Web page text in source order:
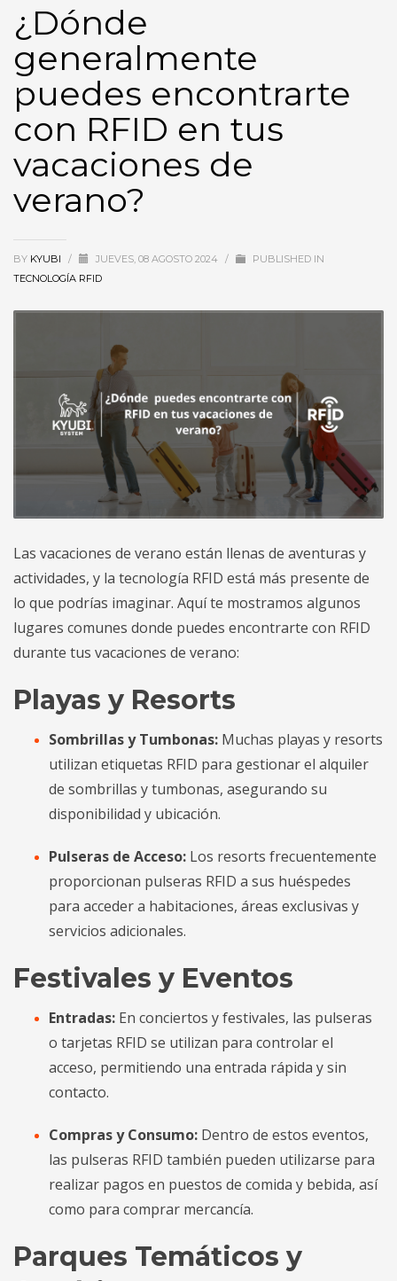
¿Dónde
generalmente
puedes encontrarte
con RFID en tus
vacaciones de
verano?
BY KYUBI / JUEVES, 08 AGOSTO 2024 /
PUBLISHED IN
TECNOLOGÍA RFID
Las vacaciones de verano están llenas de aventuras y
actividades, y la tecnología RFID está más presente de
lo que podrías imaginar. Aquí te mostramos algunos
lugares comunes donde puedes encontrarte con RFID
durante tus vacaciones de verano:
Playas y Resorts
Sombrillas y Tumbonas: Muchas playas y resorts
utilizan etiquetas RFID para gestionar el alquiler
de sombrillas y tumbonas, asegurando su
disponibilidad y ubicación.
Pulseras de Acceso: Los resorts frecuentemente
proporcionan pulseras RFID a sus huéspedes
para acceder a habitaciones, áreas exclusivas y
servicios adicionales.
Festivales y Eventos
Entradas: En conciertos y festivales, las pulseras
o tarjetas RFID se utilizan para controlar el
acceso, permitiendo una entrada rápida y sin
contacto.
Compras y Consumo: Dentro de estos eventos,
las pulseras RFID también pueden utilizarse para
realizar pagos en puestos de comida y bebida, así
como para comprar mercancía.
Parques Temáticos y